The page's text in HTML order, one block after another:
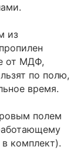
из
от МДФ,
по полю,
время.
полем
комплект).